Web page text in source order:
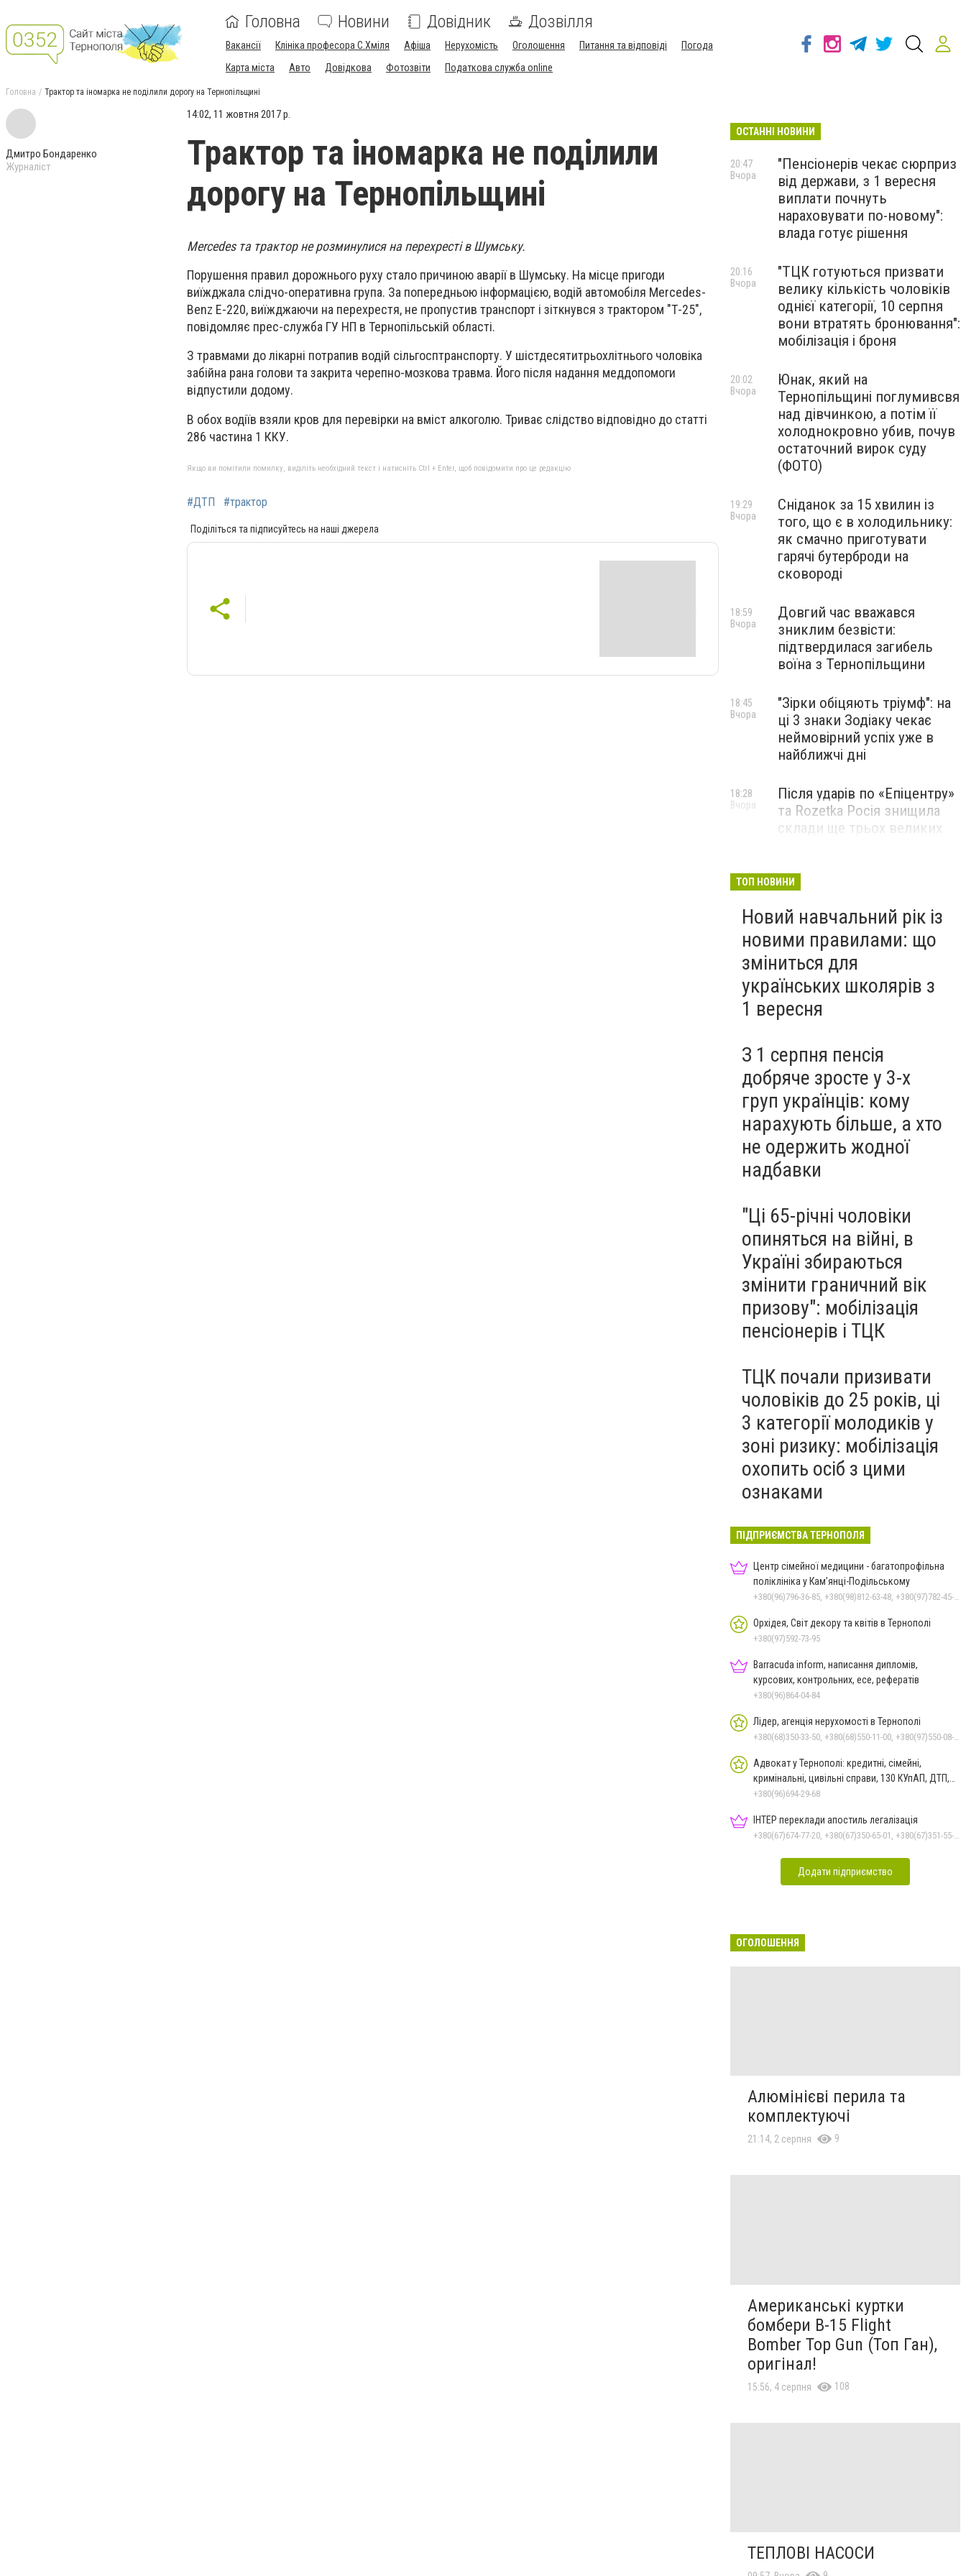
Головна Новини Довідник Дозвілля
Вакансії Клініка професора С.Хміля Афіша Нерухомість Оголошення Питання та відповіді
Погода
Карта міста
Авто Довідкова Фотозвіти Податкова служба online
Головна Трактор та іномарка не поділили дорогу на Тернопільщині
Дмитро Бондаренко
Журналіст
14:02, 11 жовтня 2017 р.
Трактор та іномарка не поділили
дорогу на Тернопільщині
Mercedes та трактор не розминулися на перехресті в Шумську.
Порушення правил дорожнього руху стало причиною аварії в Шумську. На місце пригоди
виїжджала слідчо-оперативна група. За попередньою інформацією, водій автомобіля Mercedes-
Benz Е-220, виїжджаючи на перехрестя, не пропустив транспорт і зіткнувся з трактором "Т-25",
повідомляє прес-служба ГУ НП в Тернопільській області.
З травмами до лікарні потрапив водій сільгосптранспорту. У шістдесятитрьохлітнього чоловіка
забійна рана голови та закрита черепно-мозкова травма. Його після надання меддопомоги
відпустили додому.
В обох водіїв взяли кров для перевірки на вміст алкоголю. Триває слідство відповідно до статті
286 частина 1 ККУ.
Якщо ви помітили помилку, виділіть необхідний текст і натисніть Ctrl + Enter, щоб повідомити про це редакцію
#ДТП #трактор
Поділіться та підписуйтесь на наші джерела
ОСТАННІ НОВИНИ
"Пенсіонерів чекає сюрприз
від держави, з 1 вересня
виплати почнуть
нараховувати по-новому":
влада готує рішення
20:47
Вчора
"ТЦК готуються призвати
велику кількість чоловіків
однієї категорії, 10 серпня
вони втратять бронювання":
мобілізація і броня
20:16
Вчора
Юнак, який на
Тернопільщині поглумивсвя
над дівчинкою, а потім її
холоднокровно убив, почув
остаточний вирок суду
(ФОТО)
20:02
Вчора
Сніданок за 15 хвилин із
того, що є в холодильнику:
як смачно приготувати
гарячі бутерброди на
сковороді
19:29
Вчора
Довгий час вважався
зниклим безвісти:
підтвердилася загибель
воїна з Тернопільщини
18:59
Вчора
"Зірки обіцяють тріумф": на
ці 3 знаки Зодіаку чекає
неймовірний успіх уже в
найближчі дні
18:45
Вчора
Після ударів по «Епіцентру»
та Rozetka Росія знищила
склади ще трьох великих
запчастин
18:28
Вчора
Юна піаністка з Тернополя
здобула перемогу на
міжнародному конкурсі
"Golden Talent World" (ФОТО)
18:00
ТОП НОВИНИ
Новий навчальний рік із
новими правилами: що
зміниться для
українських школярів з
1 вересня
З 1 серпня пенсія
добряче зросте у 3-х
груп українців: кому
нарахують більше, а хто
не одержить жодної
надбавки
"Ці 65-річні чоловіки
опиняться на війні, в
Україні збираються
змінити граничний вік
призову": мобілізація
пенсіонерів і ТЦК
ТЦК почали призивати
чоловіків до 25 років, ці
3 категорії молодиків у
зоні ризику: мобілізація
охопить осіб з цими
ознаками
ПІДПРИЄМСТВА ТЕРНОПОЛЯ
Центр сімейної медицини - багатопрофільна
поліклініка у Кам’янці-Подільському
+380(96)796-36-85, +380(98)812-63-48, +380(97)782-45-70
Орхідея, Світ декору та квітів в Тернополі
+380(97)592-73-95
Barracuda inform, написання дипломів,
курсових, контрольних, есе, рефератів
+380(96)864-04-84
Лідер, агенція нерухомості в Тернополі
+380(68)350-33-50, +380(68)550-11-00, +380(97)550-08-42, +380(66)048-42-70
Адвокат у Тернополі: кредитні, сімейні,
кримінальні, цивільні справи, 130 КУпАП, ДТП,
банкрутство
+380(96)694-29-68
ІНТЕР переклади апостиль легалізація
+380(67)674-77-20, +380(67)350-65-01, +380(67)351-55-21, +380(67)674-77-20
Додати підприємство
ОГОЛОШЕННЯ
Алюмінієві перила та
комплектуючі
21:14, 2 серпня 9
Американські куртки
бомбери B-15 Flight
Bomber Top Gun (Топ Ган),
оригінал!
15:56, 4 серпня 108
ТЕПЛОВІ НАСОСИ